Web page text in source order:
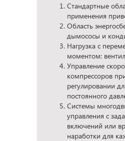
Стандартные
применения
Область
дымососы и
Нагрузка с
моментом:
Управление
компрессоров
регулировании
постоянного
Системы
управления с
включений или
наработки для